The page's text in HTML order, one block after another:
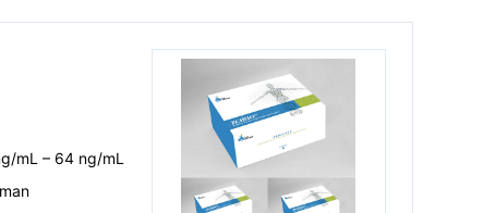
mL – 64 ng/mL